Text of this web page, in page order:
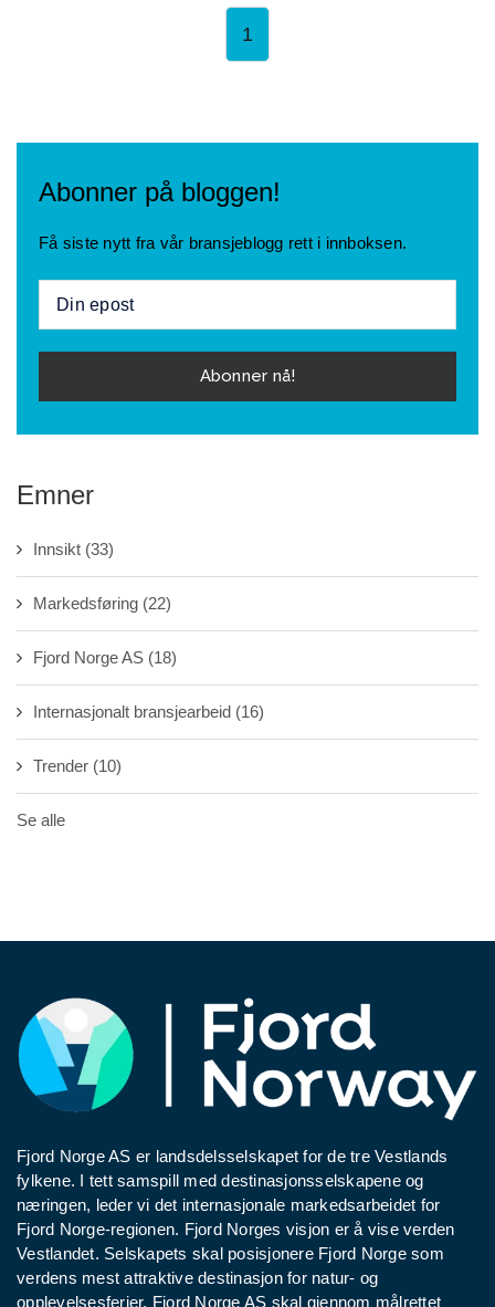
1
Abonner på bloggen!
Få siste nytt fra vår bransjeblogg rett i innboksen.
Emner
Innsikt (33)
Markedsføring (22)
Fjord Norge AS (18)
Internasjonalt bransjearbeid (16)
Trender (10)
Se alle
Fjord Norge AS er landsdelsselskapet for de tre Vestlands
fylkene. I tett samspill med destinasjonsselskapene og
næringen, leder vi det internasjonale markedsarbeidet for
Fjord Norge-regionen. Fjord Norges visjon er å vise verden
Vestlandet. Selskapets skal posisjonere Fjord Norge som
verdens mest attraktive destinasjon for natur- og
opplevelsesferier. Fjord Norge AS skal gjennom målrettet